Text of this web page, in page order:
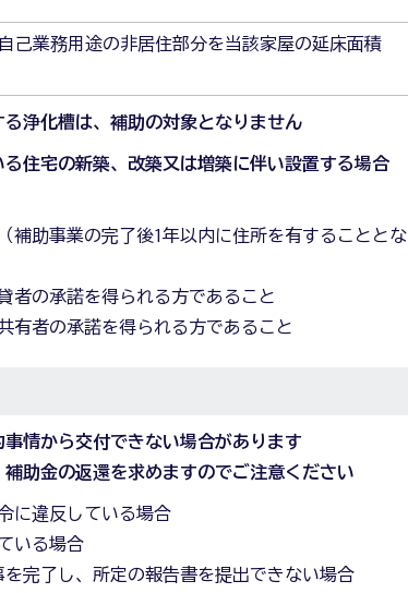
己業務用途の非居住部分を当該家屋の延床面積
浄化槽は、補助の対象となりません
住宅の新築、改築又は増築に伴い設置する場合
補助事業の完了後1年以内に住所を有することとな
者の承諾を得られる方であること
有者の承諾を得られる方であること
情から交付できない場合があります
助金の返還を求めますのでご注意ください
に違反している場合
いる場合
完了し、所定の報告書を提出できない場合